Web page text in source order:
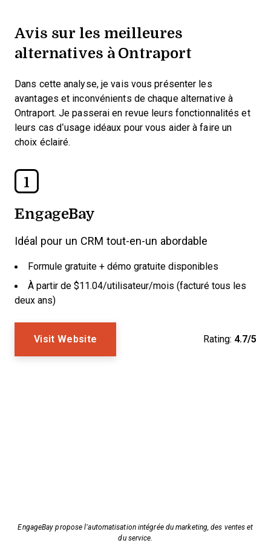
Avis sur les meilleures
alternatives à Ontraport
Dans cette analyse, je vais vous présenter les
avantages et inconvénients de chaque alternative à
Ontraport. Je passerai en revue leurs fonctionnalités et
leurs cas d’usage idéaux pour vous aider à faire un
choix éclairé.
1
EngageBay
Idéal pour un CRM tout-en-un abordable
Formule gratuite + démo gratuite disponibles
À partir de $11.04/utilisateur/mois (facturé tous les
deux ans)
Visit Website Rating: 4.7/5
EngageBay propose l’automatisation intégrée du marketing, des ventes et
du service.